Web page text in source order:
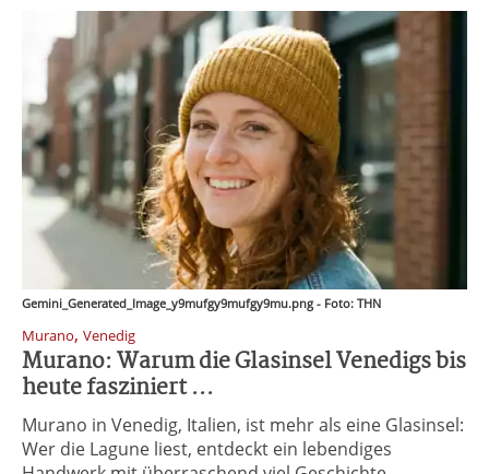
Gemini_Generated_Image_y9mufgy9mufgy9mu.png - Foto: THN
Murano, Venedig
Murano: Warum die Glasinsel Venedigs bis
heute fasziniert ...
Murano in Venedig, Italien, ist mehr als eine Glasinsel:
Wer die Lagune liest, entdeckt ein lebendiges